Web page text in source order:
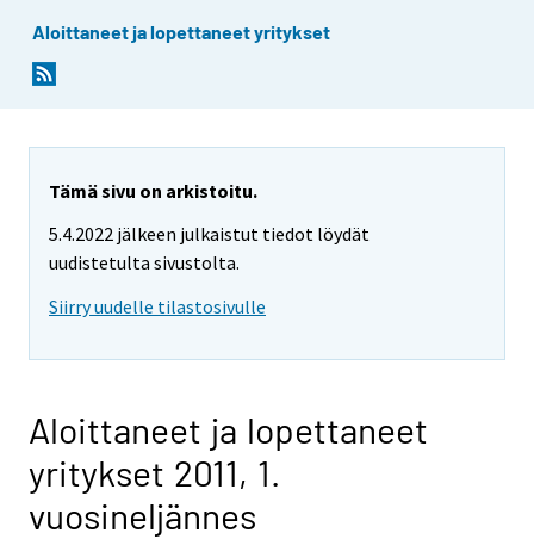
Aloittaneet ja lopettaneet yritykset
Tämä sivu on arkistoitu.
5.4.2022 jälkeen julkaistut tiedot löydät
uudistetulta sivustolta.
Siirry uudelle tilastosivulle
Aloittaneet ja lopettaneet
yritykset 2011, 1.
vuosineljännes